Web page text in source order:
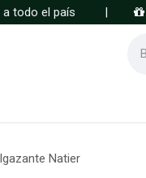
todo el país |
Natier